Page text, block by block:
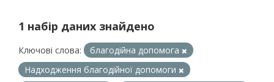
1 набір даних знайдено
Ключові слова:
благодійна допомога
Надходження благодійної допомоги